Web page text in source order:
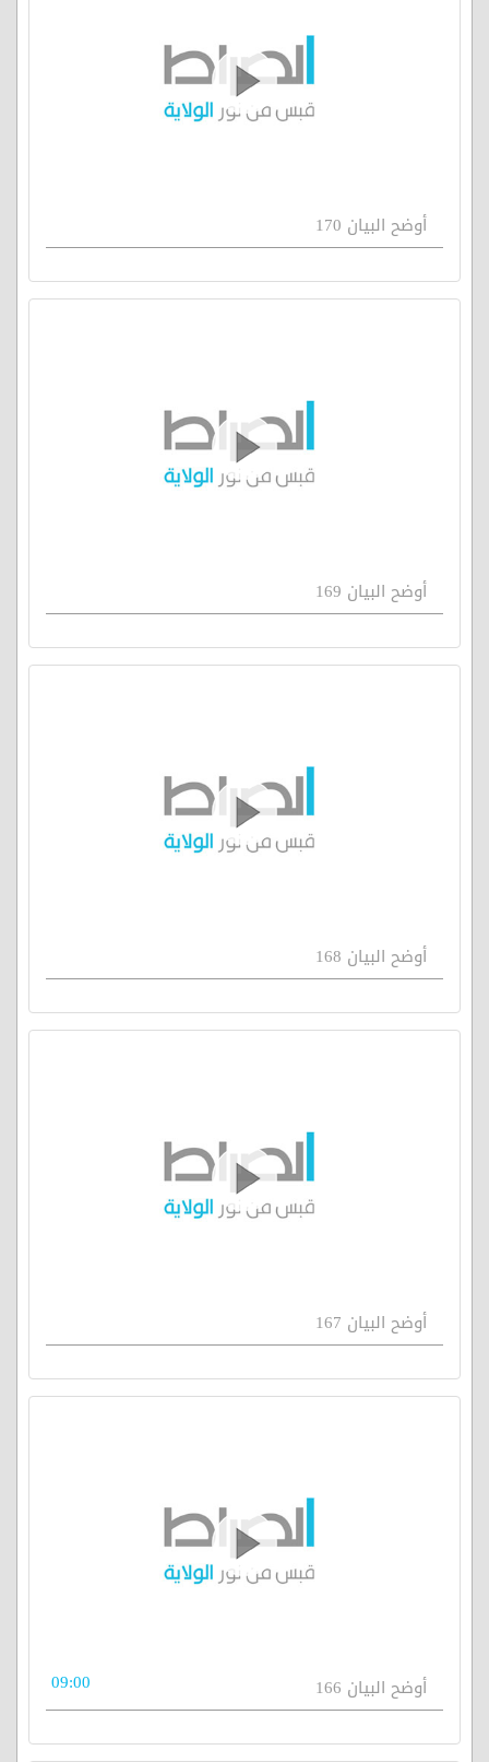
أوضح البيان 170
أوضح البيان 169
أوضح البيان 168
أوضح البيان 167
أوضح البيان 166 09:00